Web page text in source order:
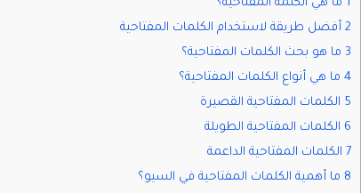
1 ما هي الكلمة المفتاحية؟
2 أفضل طريقة لاستخدام الكلمات المفتاحية
3 ما هو بحث الكلمات المفتاحية؟
4 ما هي أنواع الكلمات المفتاحية؟
5 الكلمات المفتاحية القصيرة
6 الكلمات المفتاحية الطويلة
7 الكلمات المفتاحية الداعمة
8 ما أهمية الكلمات المفتاحية في السيو؟